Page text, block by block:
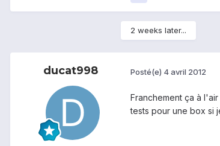
2 weeks later...
ducat998 Posté(e) 4 avril 2012
Franchement ça à
tests pour une box si